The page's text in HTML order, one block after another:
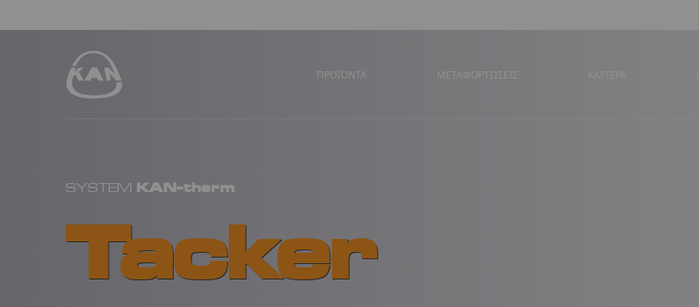
ΠΡΟΪΌΝΤΑ ΜΕΤΑΦΟΡΤΏΣΕΙΣ
SYSTEM KAN-therm
Tacker